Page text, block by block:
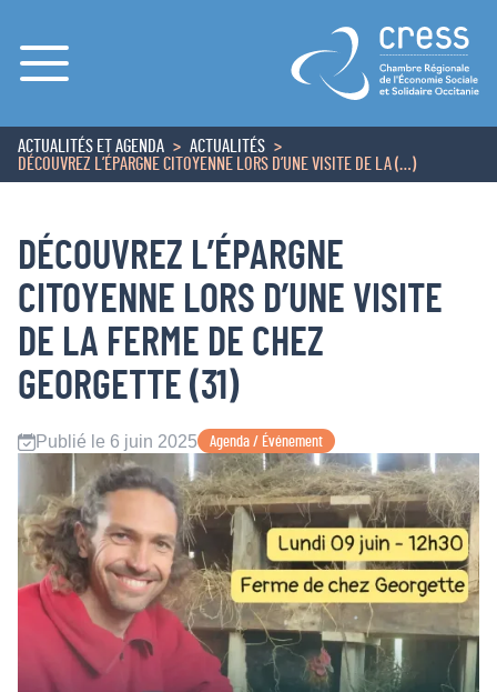
Menu
ACCUEIL
ACTUALITÉS ET AGENDA
ACTUALITÉS
DÉCOUVREZ L’ÉPARGNE CITOYENNE LORS D’UNE VISITE DE LA (…)
DÉCOUVREZ L’ÉPARGNE
CITOYENNE LORS D’UNE VISITE
DE LA FERME DE CHEZ
GEORGETTE (31)
Publié le 6 juin 2025 Agenda / Événement